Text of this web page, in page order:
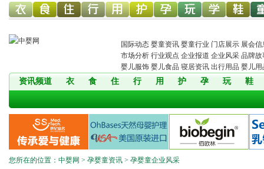
饰网 品网 具网 品网 护网 网 具网 育 鞋网 装
国际动态 婴童资讯 婴童行业 门店展示 展会信
市场分析 行业观点 企业报道 企业风采 品牌故
婴儿服饰 婴儿食品 寝居资讯 出行用品 婴儿用
资讯频道 衣 食 住 行 用 护 孕 玩 鞋
您所在的位置： 中婴网 > 孕婴童资讯 > 孕婴童企业风采